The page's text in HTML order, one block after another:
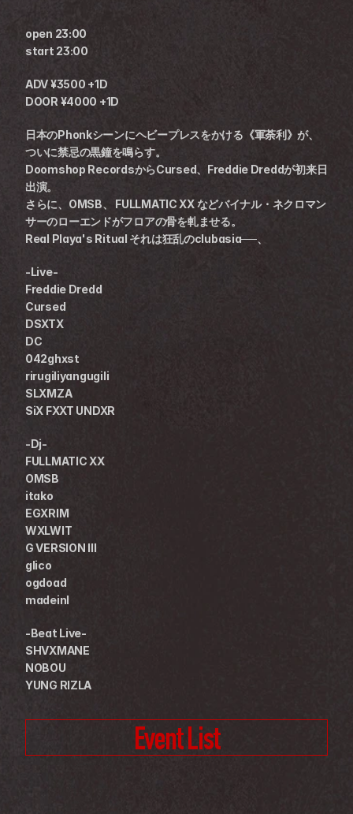
open 23:00
start 23:00
ADV ¥3500 +1D
DOOR ¥4000 +1D
日本のPhonkシーンにヘビープレスをかける《軍荼利》が、
ついに禁忌の黒鐘を鳴らす。
Doomshop RecordsからCursed、Freddie Dreddが初来日
出演。
さらに、OMSB、 FULLMATIC XX などバイナル・ネクロマン
サーのローエンドがフロアの骨を軋ませる。
Real Playa's Ritual それは狂乱のclubasia──、
-Live-
Freddie Dredd
Cursed
DSXTX
DC
042ghxst
rirugiliyangugili
SLXMZA
SiX FXXT UNDXR
-Dj-
FULLMATIC XX
OMSB
itako
EGXRIM
WXLWIT
G VERSION III
glico
ogdoad
madeinl
-Beat Live-
SHVXMANE
NOBOU
YUNG RIZLA
Event List